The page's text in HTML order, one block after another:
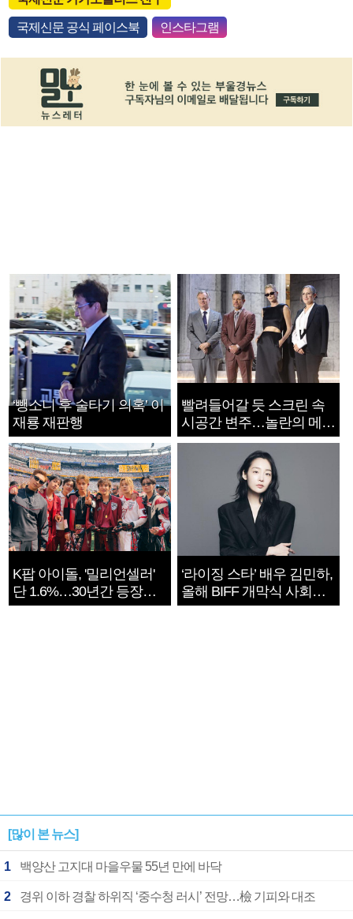
국제신문 공식 페이스북 인스타그램
‘뺑소니 후 술타기 의혹’ 이
재룡 재판행
빨려들어갈 듯 스크린 속
시공간 변주…놀란의 메시
지는 ‘전쟁 속죄’
K팝 아이돌, '밀리언셀러'
단 1.6%…30년간 등장
1182개팀 전수조사
‘라이징 스타’ 배우 김민하,
올해 BIFF 개막식 사회자
확정
[많이 본 뉴스]
1 백양산 고지대 마을우물 55년 만에 바닥
2 경위 이하 경찰 하위직 ‘중수청 러시’ 전망…檢 기피와 대조